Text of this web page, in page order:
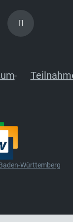
Württemberg